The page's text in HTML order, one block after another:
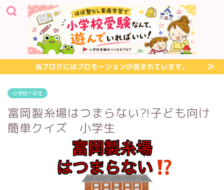
当ブログにはプロモーションが含まれています。
小学校１年生
富岡製糸場はつまらない?!子ども向け
簡単クイズ 小学生